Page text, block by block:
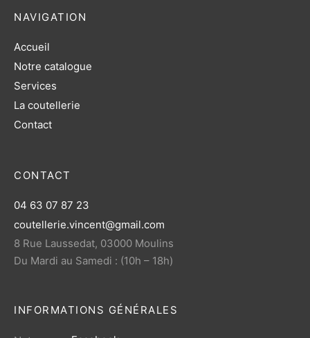
NAVIGATION
Accueil
Notre catalogue
Services
La coutellerie
Contact
CONTACT
04 63 07 87 23
coutellerie.vincent@gmail.com
8 Rue Laussedat, 03000 Moulins
Du Mardi au Samedi : (10h – 18h)
INFORMATIONS GÉNÉRALES